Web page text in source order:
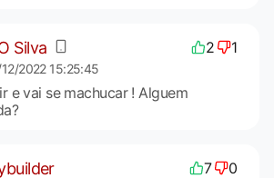
Silva 2 1
2022 15:25:45
e vai se machucar ! Alguem
7 0